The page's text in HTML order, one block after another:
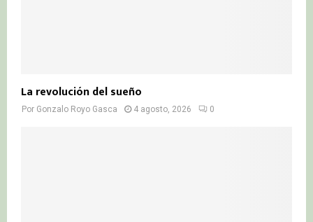
La revolución del sueño
Por Gonzalo Royo Gasca 4 agosto, 2026 0